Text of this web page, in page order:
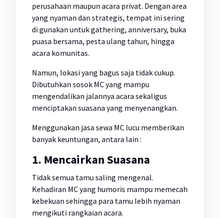
perusahaan maupun acara privat. Dengan area
yang nyaman dan strategis, tempat ini sering
di gunakan untuk gathering, anniversary, buka
puasa bersama, pesta ulang tahun, hingga
acara komunitas.
Namun, lokasi yang bagus saja tidak cukup.
Dibutuhkan sosok MC yang mampu
mengendalikan jalannya acara sekaligus
menciptakan suasana yang menyenangkan.
Menggunakan jasa sewa MC lucu memberikan
banyak keuntungan, antara lain :
1. Mencairkan Suasana
Tidak semua tamu saling mengenal.
Kehadiran MC yang humoris mampu memecah
kebekuan sehingga para tamu lebih nyaman
mengikuti rangkaian acara.